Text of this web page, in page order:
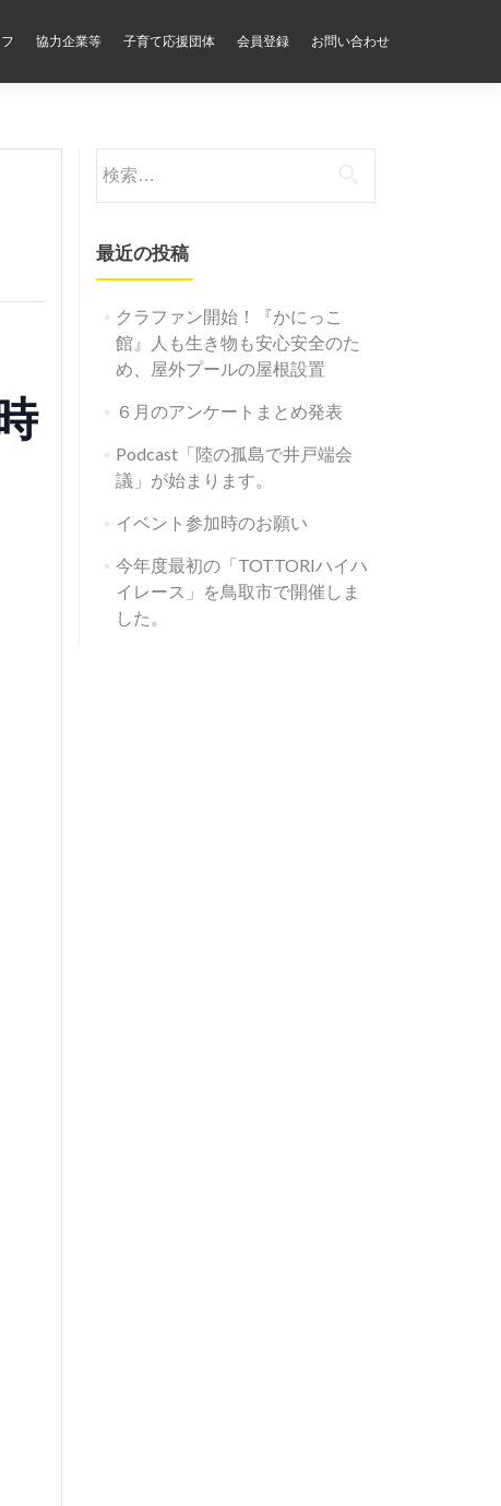
協力企業等 子育て応援団体 会員登録 お問い合わせ
索:
最近の投稿
クラファン開始！『かにっこ
館』人も生き物も安心安全のた
め、屋外プールの屋根設置
６月のアンケートまとめ発表
Podcast「陸の孤島で井戸端会
議」が始まります。
イベント参加時のお願い
今年度最初の「TOTTORIハイハ
イレース」を鳥取市で開催しま
した。